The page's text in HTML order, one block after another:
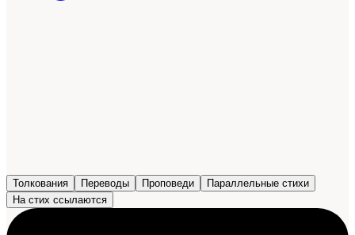
Толкования Переводы Проповеди
Параллельные стихи
На стих ссылаются